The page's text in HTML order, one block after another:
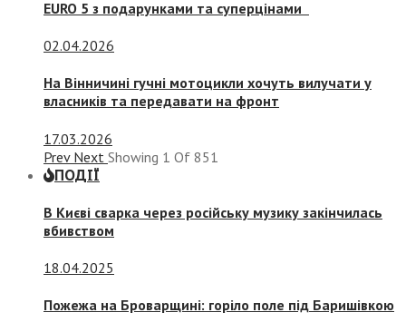
EURO 5 з подарунками та суперцінами
02.04.2026
На Вінничині гучні мотоцикли хочуть вилучати у
власників та передавати на фронт
17.03.2026
Prev Next Showing 1 Of 851
ПОДІЇ
В Києві сварка через російську музику закінчилась
вбивством
18.04.2025
Пожежа на Броварщині: горіло поле під Баришівкою